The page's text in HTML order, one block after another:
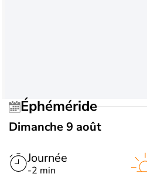
Éphéméride
Dimanche 9 août
Journée
-2 min